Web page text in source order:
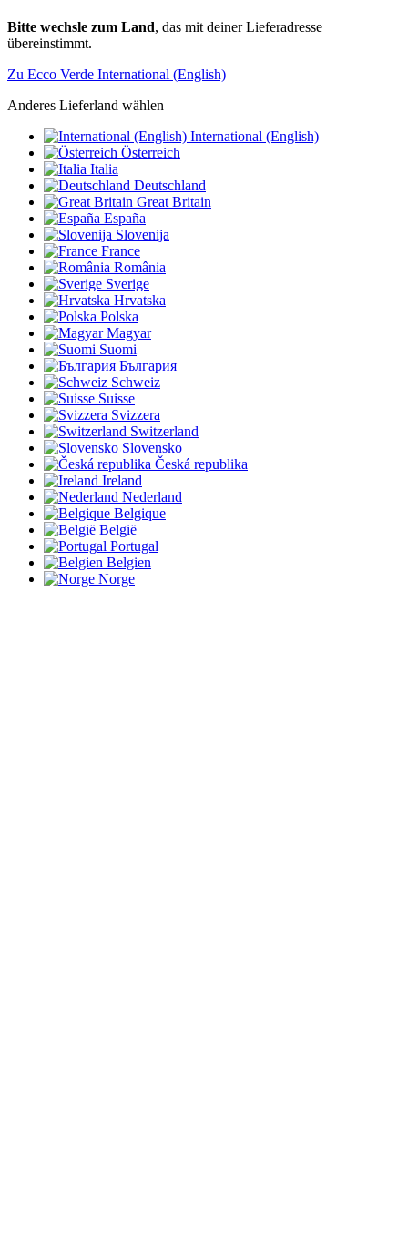
Bitte wechsle zum Land, das mit deiner Lieferadresse
übereinstimmt.
Zu Ecco Verde International (English)
Anderes Lieferland wählen
International (English)
Österreich
Italia
Deutschland
Great Britain
España
Slovenija
France
România
Sverige
Hrvatska
Polska
Magyar
Suomi
България
Schweiz
Suisse
Svizzera
Switzerland
Slovensko
Česká republika
Ireland
Nederland
Belgique
België
Portugal
Belgien
Norge